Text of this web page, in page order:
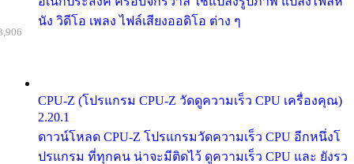
นัง วิดีโอ เพลง ไฟล์เสียงออดิโอ ต่าง ๆ
CPU-Z (โปรแกรม CPU-Z วัดดูความเร็ว CPU เครื่องคุณ)
2.20.1
ดาวน์โหลด CPU-Z โปรแกรมวัดความเร็ว CPU อีกหนึ่งโ
ปรแกรม ที่ทุกคน น่าจะมีติดไว้ ดูความเร็ว CPU และ ยังรว